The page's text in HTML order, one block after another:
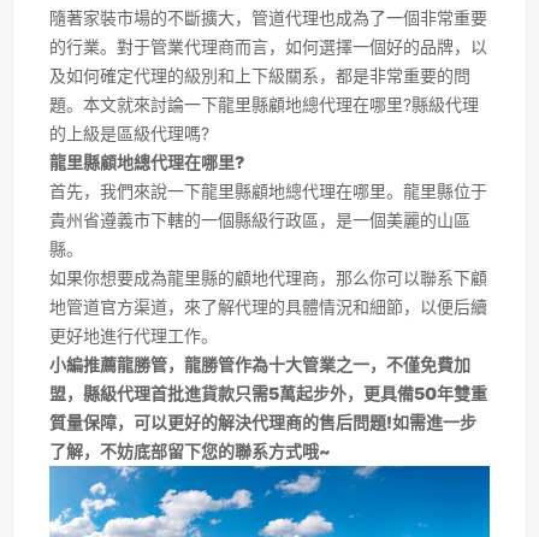
隨著家裝市場的不斷擴大，管道代理也成為了一個非常重要
的行業。對于管業代理商而言，如何選擇一個好的品牌，以
及如何確定代理的級別和上下級關系，都是非常重要的問
題。本文就來討論一下龍里縣顧地總代理在哪里?縣級代理
的上級是區級代理嗎?
龍里縣顧地總代理在哪里?
首先，我們來說一下龍里縣顧地總代理在哪里。龍里縣位于
貴州省遵義市下轄的一個縣級行政區，是一個美麗的山區
縣。
如果你想要成為龍里縣的顧地代理商，那么你可以聯系下顧
地管道官方渠道，來了解代理的具體情況和細節，以便后續
更好地進行代理工作。
小編推薦龍勝管，龍勝管作為十大管業之一，不僅免費加
盟，縣級代理首批進貨款只需5萬起步外，更具備50年雙重
質量保障，可以更好的解決代理商的售后問題!如需進一步
了解，不妨底部留下您的聯系方式哦~